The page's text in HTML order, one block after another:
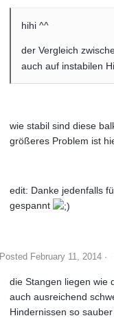
hihi ^^
der Vergleich
auch auf instabilen
wie stabil sind diese
größeres Problem ist
edit: Danke jedenfalls
gespannt
Posted February 11, 2014 ·
die Stangen liegen wie
auch ausreichend
Hindernissen so